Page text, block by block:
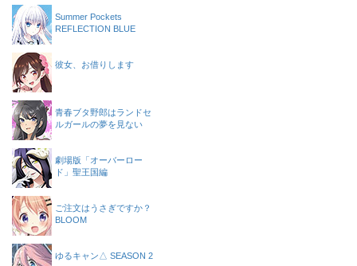
Summer Pockets
REFLECTION BLUE
彼女、お借りします
青春ブタ野郎はランドセ
ルガールの夢を見ない
劇場版「オーバーロー
ド」聖王国編
ご注文はうさぎですか？
BLOOM
ゆるキャン△ SEASON 2